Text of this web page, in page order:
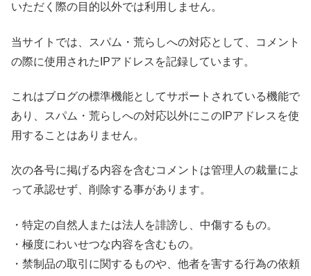
いただく際の目的以外では利用しません。
当サイトでは、スパム・荒らしへの対応として、コメント
の際に使用されたIPアドレスを記録しています。
これはブログの標準機能としてサポートされている機能で
あり、スパム・荒らしへの対応以外にこのIPアドレスを使
用することはありません。
次の各号に掲げる内容を含むコメントは管理人の裁量によ
って承認せず、削除する事があります。
・特定の自然人または法人を誹謗し、中傷するもの。
・極度にわいせつな内容を含むもの。
・禁制品の取引に関するものや、他者を害する行為の依頼